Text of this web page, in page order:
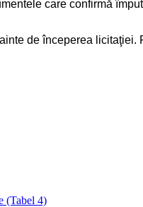
care confirmă
de începerea
(Tabel 4)